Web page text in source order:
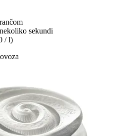
sekundi
/ l)